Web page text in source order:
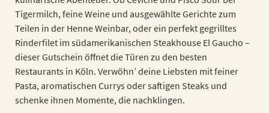
Tigermilch, feine Weine und ausgewählte Gerichte zum
Teilen in der Henne Weinbar, oder ein perfekt gegrilltes
Rinderfilet im südamerikanischen Steakhouse El Gaucho –
dieser Gutschein öffnet die Türen zu den besten
Restaurants in Köln. Verwöhn’ deine Liebsten mit feiner
Pasta, aromatischen Currys oder saftigen Steaks und
schenke ihnen Momente, die nachklingen.